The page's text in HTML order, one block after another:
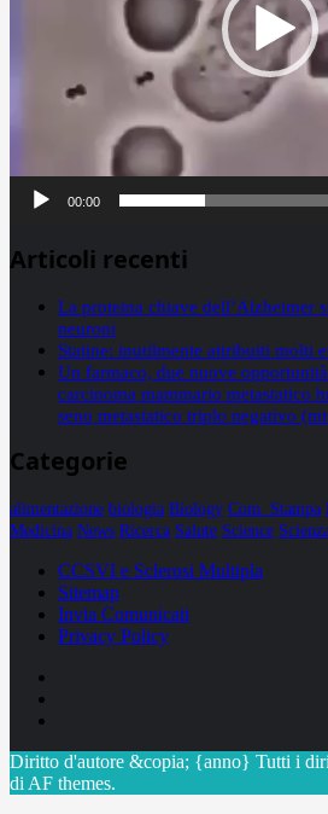
00:00
Articoli recenti
La proteina chiave dell’Alzheimer
neuroni
Statine: inutilmente attribuiti molti
Un farmaco, due nuove
carcinoma mammario metastatico
seno metastatico triplo negativo
Categorie
alimentazione biologia Biology Com. Stampa
Medicina News Ricerca Salute Science
CCSVI e Sclerosi Multipla
Sitemap
Invia Comunicati
Privacy Policy
Diritto d'autore &copia; {anno} Tutti i
di AF themes.